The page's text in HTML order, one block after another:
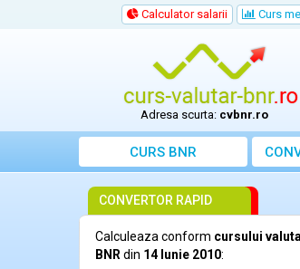
Calculator salarii Curs
Adresa scurta: cvbnr.ro
CURS BNR
CONVERTOR RAPID
Calculeaza conform cursului
BNR din 14 Iunie 2010: